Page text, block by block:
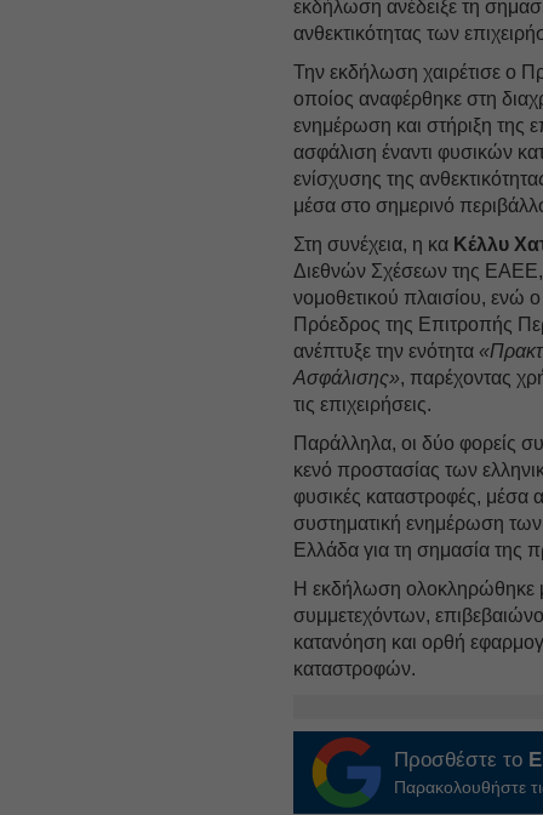
εκδήλωση ανέδειξε τη
ανθεκτικότητας των
Την εκδήλωση χαιρέτισε ο
οποίος αναφέρθηκε στη
ενημέρωση και στήριξη της
ασφάλιση έναντι φυσικών
ενίσχυσης της
μέσα στο σημερινό
Στη συνέχεια, η κα Κέλλυ
Διεθνών Σχέσεων της ΕΑΕΕ,
νομοθετικού πλαισίου, ενώ ο
Πρόεδρος της Επιτροπής
ανέπτυξε την ενότητα
Ασφάλισης», παρέχοντας
τις επιχειρήσεις.
Παράλληλα, οι δύο φορείς
κενό προστασίας των
φυσικές καταστροφές, μέσα
συστηματική ενημέρωση των
Ελλάδα για τη σημασία της
Η εκδήλωση ολοκληρώθηκε
συμμετεχόντων,
κατανόηση και ορθή
καταστροφών.
Προσθέστε το
Παρακολουθήστε